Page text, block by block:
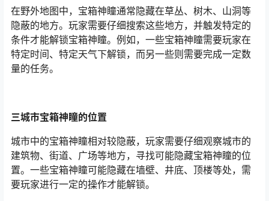
在野外地图中，宝箱神瞳通常隐藏在草丛、树木、山洞等
隐蔽的地方。玩家需要仔细搜索这些地方，并触发特定的
条件才能解锁宝箱神瞳。例如，一些宝箱神瞳需要玩家在
特定时间、特定天气下解锁，而另一些则需要完成一定数
量的任务。
三城市宝箱神瞳的位置
城市中的宝箱神瞳相对较隐蔽，玩家需要仔细观察城市的
建筑物、街道、广场等地方，寻找可能隐藏宝箱神瞳的位
置。一些宝箱神瞳可能隐藏在墙壁、井底、顶楼等处，需
要玩家进行一定的操作才能解锁。